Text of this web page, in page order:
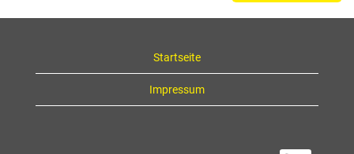
Startseite
Impressum
W